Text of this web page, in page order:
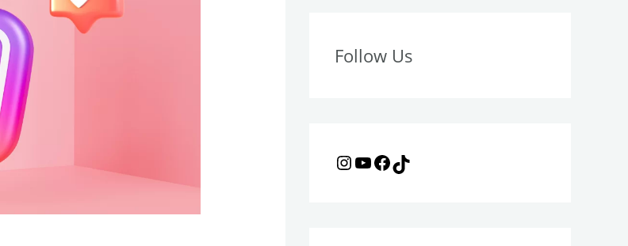
:Follow Us